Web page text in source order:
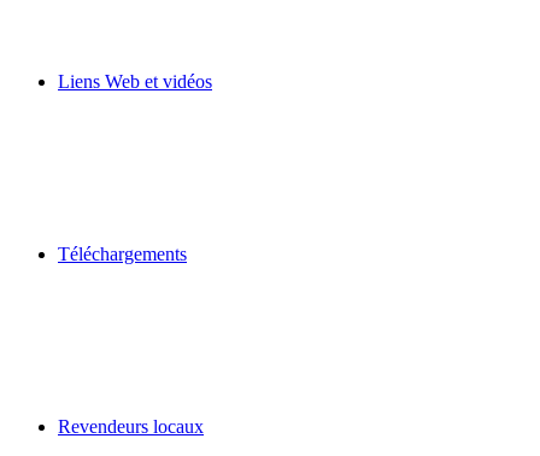
Liens Web et vidéos
Téléchargements
Revendeurs locaux